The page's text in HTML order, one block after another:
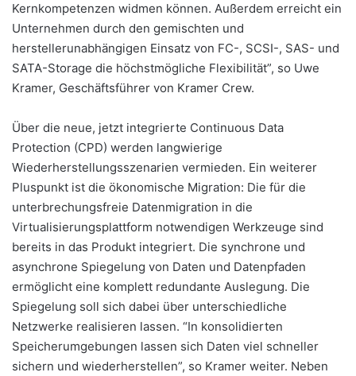
Kernkompetenzen widmen können. Außerdem erreicht ein
Unternehmen durch den gemischten und
herstellerunabhängigen Einsatz von FC-, SCSI-, SAS- und
SATA-Storage die höchstmögliche Flexibilität”, so Uwe
Kramer, Geschäftsführer von Kramer Crew.
Über die neue, jetzt integrierte Continuous Data
Protection (CPD) werden langwierige
Wiederherstellungsszenarien vermieden. Ein weiterer
Pluspunkt ist die ökonomische Migration: Die für die
unterbrechungsfreie Datenmigration in die
Virtualisierungsplattform notwendigen Werkzeuge sind
bereits in das Produkt integriert. Die synchrone und
asynchrone Spiegelung von Daten und Datenpfaden
ermöglicht eine komplett redundante Auslegung. Die
Spiegelung soll sich dabei über unterschiedliche
Netzwerke realisieren lassen. “In konsolidierten
Speicherumgebungen lassen sich Daten viel schneller
sichern und wiederherstellen”, so Kramer weiter. Neben